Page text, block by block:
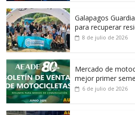
Galapagos
para recuperar
8 de julio de 2026
Mercado de
mejor primer
6 de julio de 2026